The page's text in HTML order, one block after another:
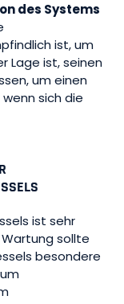
des Systems
ist, um
Lage ist, seinen
um einen
sich die
ist sehr
sollte
besondere